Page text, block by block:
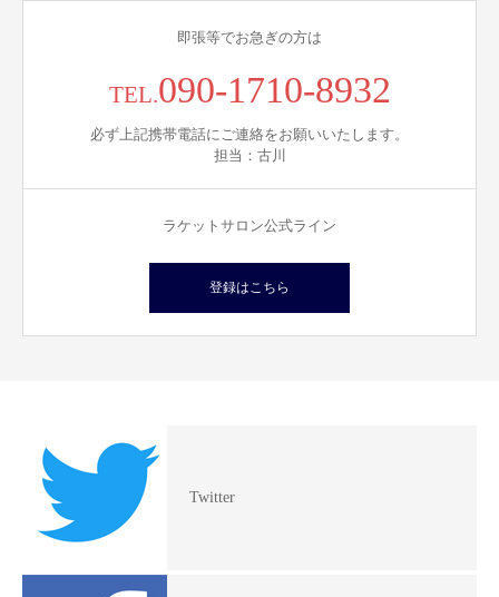
即張等でお急ぎの方は
TEL.090-1710-8932
必ず上記携帯電話にご連絡をお願いいたします。
担当：古川
ラケットサロン公式ライン
登録はこちら
Twitter